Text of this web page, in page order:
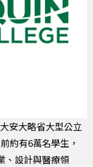
安大略省大型公立
約有6萬名學生，
、設計與醫療領